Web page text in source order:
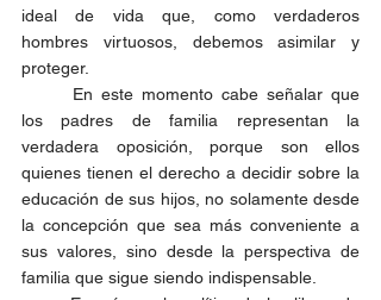
ideal de vida que, como verdaderos
hombres virtuosos, debemos asimilar y
proteger.
los padres de familia representan la
verdadera oposición, porque son ellos
quienes tienen el derecho a decidir sobre la
educación de sus hijos, no solamente desde
la concepción que sea más conveniente a
sus valores, sino desde la perspectiva de
familia que sigue siendo indispensable.